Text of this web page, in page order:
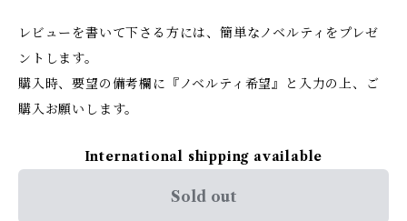
レビューを書いて下さる方には、簡単なノベルティをプレゼ
ントします。
購入時、要望の備考欄に『ノベルティ希望』と入力の上、ご
購入お願いします。
International shipping available
Sold out